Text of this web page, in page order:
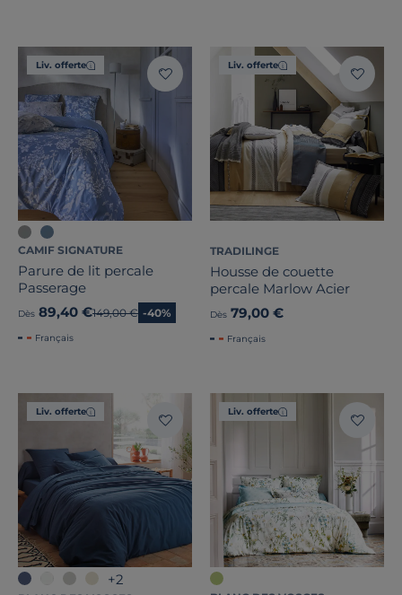
Liv. offerte
CAMIF SIGNATURE
Parure de lit percale
Passerage
Dès 89,40 €Ancien prix
149,00 € -40%
Français
Liv. offerte
TRADILINGE
Housse de couette
percale Marlow Acier
Dès 79,00 €
Français
Liv. offerte
+2
Liv. offerte